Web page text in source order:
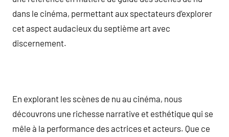
dans le cinéma, permettant aux spectateurs d’explorer
cet aspect audacieux du septième art avec
discernement.
En explorant les scènes de nu au cinéma, nous
découvrons une richesse narrative et esthétique qui se
mêle à la performance des actrices et acteurs. Que ce